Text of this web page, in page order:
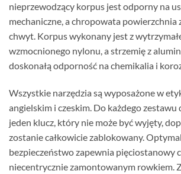
nieprzewodzący korpus jest odporny na
mechaniczne, a chropowata powierzchnia
chwyt. Korpus wykonany jest z
wzmocnionego nylonu, a strzemię z
doskonałą odporność na chemikalia i
Wszystkie narzędzia są wyposażone w
angielskim i czeskim. Do każdego zestawu
jeden klucz, który nie może być wyjęty,
zostanie całkowicie zablokowany.
bezpieczeństwo zapewnia pięciostanowy
niecentrycznie zamontowanym rowkiem.